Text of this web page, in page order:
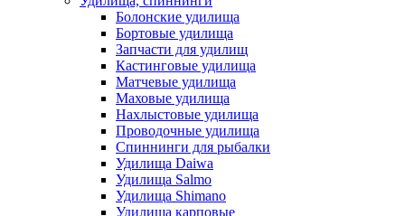
Болонские удилища
Бортовые удилища
Запчасти для удилищ
Кастинговые удилища
Матчевые удилища
Маховые удилища
Нахлыстовые удилища
Проводочные удилища
Спиннинги для рыбалки
Удилища Daiwa
Удилища Salmo
Удилища Shimano
Удилища карповые